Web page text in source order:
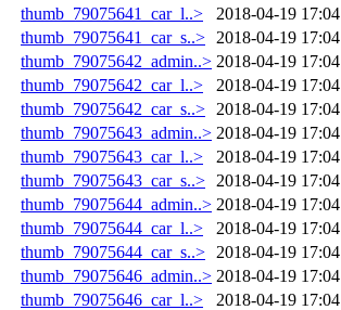
thumb_79075641_car_l..>
2018-04-19 17:04
thumb_79075641_car_s..>
2018-04-19 17:04
thumb_79075642_admin..> 2018-04-19 17:04
thumb_79075642_car_l..>
2018-04-19 17:04
thumb_79075642_car_s..>
2018-04-19 17:04
thumb_79075643_admin..> 2018-04-19 17:04
thumb_79075643_car_l..>
2018-04-19 17:04
thumb_79075643_car_s..>
2018-04-19 17:04
thumb_79075644_admin..> 2018-04-19 17:04
thumb_79075644_car_l..>
2018-04-19 17:04
thumb_79075644_car_s..>
2018-04-19 17:04
thumb_79075646_admin..> 2018-04-19 17:04
thumb_79075646_car_l..>
2018-04-19 17:04